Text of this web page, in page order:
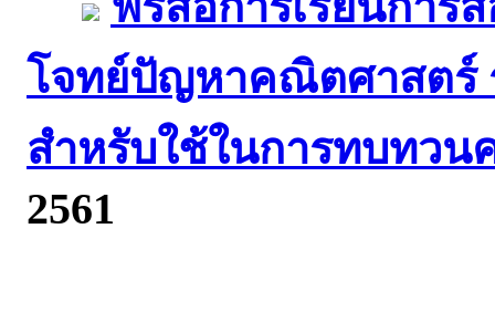
โจทย์ปัญหาคณิตศาสตร์
สำหรับใช้ในการทบทวน
2561